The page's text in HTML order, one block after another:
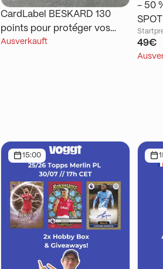
CardLabel BESKARD 130
points pour protéger vos
plus belles cartes
Ausverkauft
- 50
25
49€
15:00